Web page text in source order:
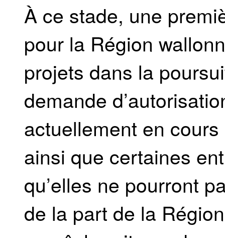
À ce stade, une
pour la Région
projets dans la
demande
actuellement en
ainsi que certaines
qu’elles ne pourront
de la part de la